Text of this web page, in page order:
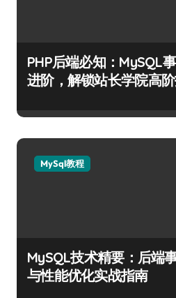
PHP后端必知：MySQL
进阶，解锁站长学院高
MySql教程
MySQL技术精要：后端
与性能优化实战指南